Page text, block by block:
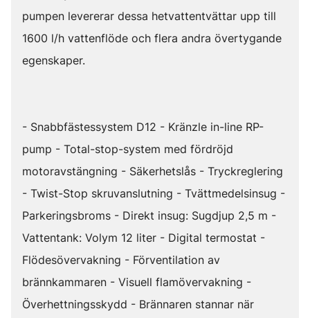
pumpen levererar dessa hetvattentvättar upp till
1600 l/h vattenflöde och flera andra övertygande
egenskaper.
- Snabbfästessystem D12 - Kränzle in-line RP-
pump - Total-stop-system med fördröjd
motoravstängning - Säkerhetslås - Tryckreglering
- Twist-Stop skruvanslutning - Tvättmedelsinsug -
Parkeringsbroms - Direkt insug: Sugdjup 2,5 m -
Vattentank: Volym 12 liter - Digital termostat -
Flödesövervakning - Förventilation av
brännkammaren - Visuell flamövervakning -
Överhettningsskydd - Brännaren stannar när